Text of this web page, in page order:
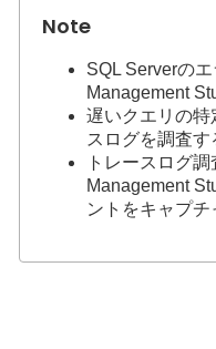
SQL Serverの
Management
遅いクエリの特
スログを調査す
トレースログ
Management
ントをキャプチ